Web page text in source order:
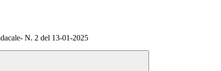
N. 2 del 13-01-2025